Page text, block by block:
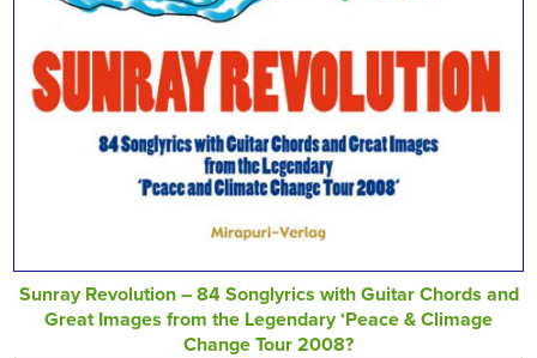
Sunray Revolution – 84 Songlyrics with Guitar Chords and
Great Images from the Legendary ‘Peace & Climage
Change Tour 2008?